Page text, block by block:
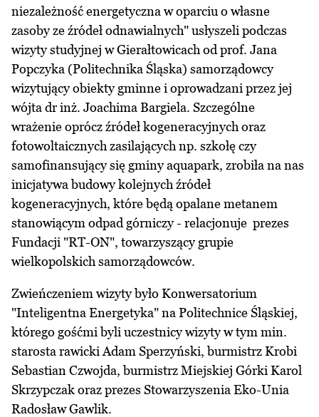
niezależność energetyczna w oparciu o własne
zasoby ze źródeł odnawialnych" usłyszeli podczas
wizyty studyjnej w Gierałtowicach od prof. Jana
Popczyka (Politechnika Śląska) samorządowcy
wizytujący obiekty gminne i oprowadzani przez jej
wójta dr inż. Joachima Bargiela. Szczególne
wrażenie oprócz źródeł kogeneracyjnych oraz
fotowoltaicznych zasilających np. szkołę czy
samofinansujący się gminy aquapark, zrobiła na nas
inicjatywa budowy kolejnych źródeł
kogeneracyjnych, które będą opalane metanem
stanowiącym odpad górniczy - relacjonuje prezes
Fundacji "RT-ON", towarzyszący grupie
wielkopolskich samorządowców.
Zwieńczeniem wizyty było Konwersatorium
"Inteligentna Energetyka" na Politechnice Śląskiej,
którego gośćmi byli uczestnicy wizyty w tym min.
starosta rawicki Adam Sperzyński, burmistrz Krobi
Sebastian Czwojda, burmistrz Miejskiej Górki Karol
Skrzypczak oraz prezes Stowarzyszenia Eko-Unia
Radosław Gawlik.